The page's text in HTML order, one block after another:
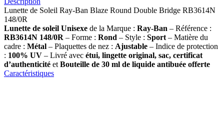
Lunette de Soleil Ray-Ban Blaze Round Double Bridge RB3614N
148/0R
Lunette de soleil Unisexe de la Marque : Ray-Ban – Référence :
RB3614N 148/0R – Forme : Rond – Style : Sport – Matière du
cadre : Métal – Plaquettes de nez : Ajustable – Indice de protection
: 100% UV – Livré avec étui, lingette original, sac, certificat
d’authenticité et Bouteille de 30 ml de liquide antibuée offerte
Caractéristiques